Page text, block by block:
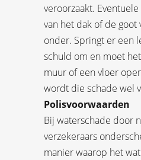
veroorzaakt.
van het dak of de goot
onder. Springt er een
schuld om en moet
muur of een vloer
wordt die schade wel
Polisvoorwaarden
Bij waterschade door
verzekeraars
manier waarop het